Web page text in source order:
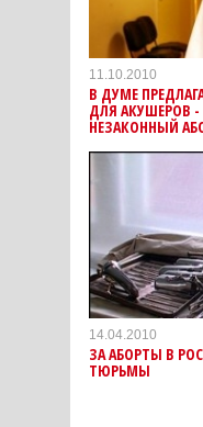
11.10.2010
В ДУМЕ
ДЛЯ АКУШЕРОВ
НЕЗАКОННЫЙ
14.04.2010
ЗА АБОРТЫ В
ТЮРЬМЫ